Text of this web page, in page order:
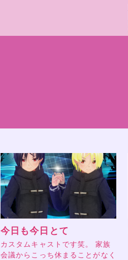
今日も今日とて
カスタムキャストです笑。 家族
会議からこっち休まることがなく